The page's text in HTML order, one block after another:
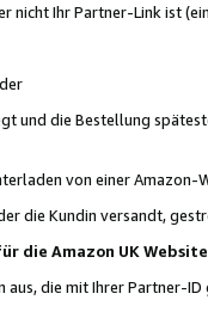
Ihr Partner-Link ist
und die Bestellung
von einer Amazon-
die Kundin versandt,
Amazon UK
die mit Ihrer Partner-ID